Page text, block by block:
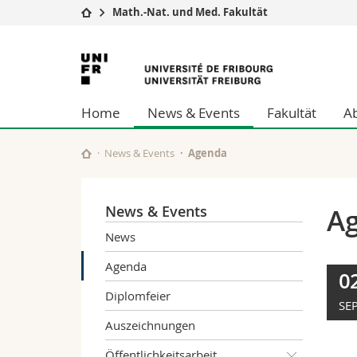
Universität
Studium
Forschung
Universität
Weiterbildung
Wirtschafts-
Philosophische
Math.-Nat. und Med. Fakultät
Universität
Freiburg
Home News & Events Fakultät
News & Events Agenda
News & Events
News
Agenda
Diplomfeier
Auszeichnungen